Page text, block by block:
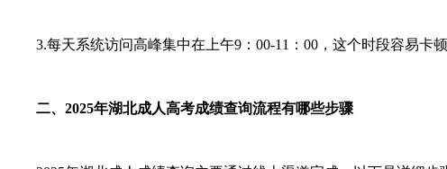
3.每天系统访问高峰集中在上午9：00-11：00，这个时段容易卡顿
二、2025年湖北成人高考成绩查询流程有哪些步骤